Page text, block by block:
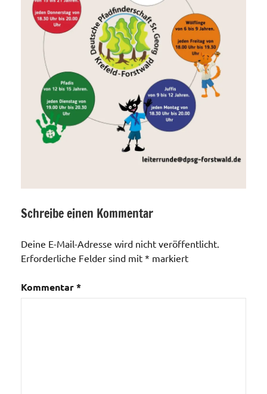
Schreibe einen Kommentar
Deine E-Mail-Adresse wird nicht veröffentlicht.
Erforderliche Felder sind mit * markiert
Kommentar*